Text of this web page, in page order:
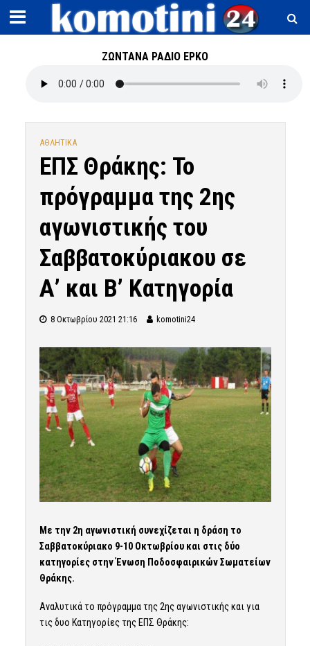
ΖΩΝΤΑΝΑ ΡΑΔΙΟ ΕΡΚΟ
ΑΘΛΗΤΙΚΑ
ΕΠΣ Θράκης: Το
πρόγραμμα της 2ης
αγωνιστικής του
Σαββατοκύριακου σε
Α’ και Β’ Κατηγορία
8 Οκτωβρίου 2021 21:16 komotini24
Με την 2η αγωνιστική συνεχίζεται η δράση το
Σαββατοκύριακο 9-10 Οκτωβρίου και στις δύο
κατηγορίες στην Ένωση Ποδοσφαιρικών Σωματείων
Θράκης.
Αναλυτικά το πρόγραμμα της 2ης αγωνιστικής και για
τις δυο Κατηγορίες της ΕΠΣ Θράκης: